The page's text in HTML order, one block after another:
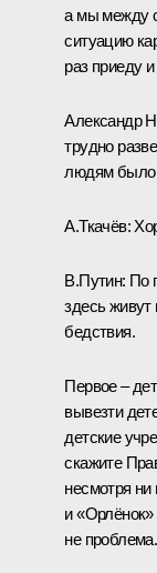
а мы между
ситуацию
раз приеду
Александр
трудно
людям было
А.Ткачёв:
В.Путин: По
здесь живут
бедствия.
Первое –
вывезти
детские
скажите
несмотря ни
и «Орлёнок»
не проблема.